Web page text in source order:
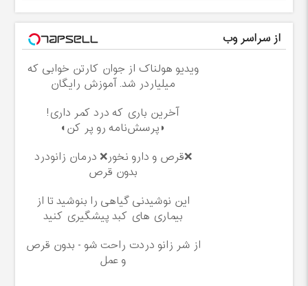
از سراسر وب
ویدیو هولناک از جوان کارتن خوابی که
میلیاردر شد. آموزش رایگان
آخرین باری که درد کمر داری!
◗پرسش‌نامه رو پر کن◖
❌قرص‌ و دارو نخور❌ درمان زانودرد
بدون قرص
این نوشیدنی گیاهی را بنوشید تا از
بیماری های کبد پیشگیری کنید
از شر زانو دردت راحت شو - بدون قرص
و عمل